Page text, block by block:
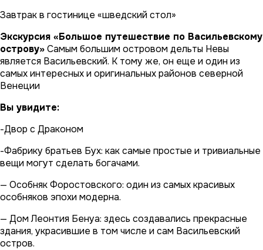
Завтрак в гостинице «шведский стол»
Экскурсия «Большое путешествие по Васильевскому
острову»Самым большим островом дельты Невы
является Васильевский. К тому же, он еще и один из
самых интересных и оригинальных районов северной
Венеции
Вы увидите:
-Двор с Драконом
-Фабрику братьев Бух: как самые простые и тривиальные
вещи могут сделать богачами.
— Особняк Форостовского: один из самых красивых
особняков эпохи модерна.
— Дом Леонтия Бенуа: здесь создавались прекрасные
здания, украсившие в том числе и сам Васильевский
остров.